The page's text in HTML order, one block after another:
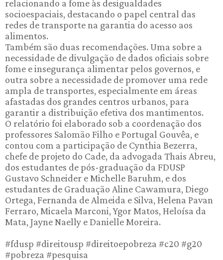
relacionando a fome às desigualdades
socioespaciais, destacando o papel central das
redes de transporte na garantia do acesso aos
alimentos.
Também são duas recomendações. Uma sobre a
necessidade de divulgação de dados oficiais sobre
fome e insegurança alimentar pelos governos, e
outra sobre a necessidade de promover uma rede
ampla de transportes, especialmente em áreas
afastadas dos grandes centros urbanos, para
garantir a distribuição efetiva dos mantimentos.
O relatório foi elaborado sob a coordenação dos
professores Salomão Filho e Portugal Gouvêa, e
contou com a participação de Cynthia Bezerra,
chefe de projeto do Cade, da advogada Thais Abreu,
dos estudantes de pós-graduação da FDUSP
Gustavo Schneider e Michelle Baruhm, e dos
estudantes de Graduação Aline Cawamura, Diego
Ortega, Fernanda de Almeida e Silva, Helena Pavan
Ferraro, Micaela Marconi, Ygor Matos, Heloísa da
Mata, Jayne Naelly e Danielle Moreira.
#fdusp #direitousp #direitoepobreza #c20 #g20
#pobreza #pesquisa